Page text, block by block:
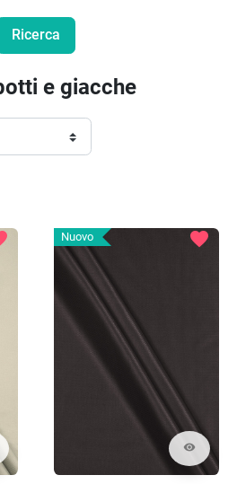
e giacche
Nuovo
visibility
favorite